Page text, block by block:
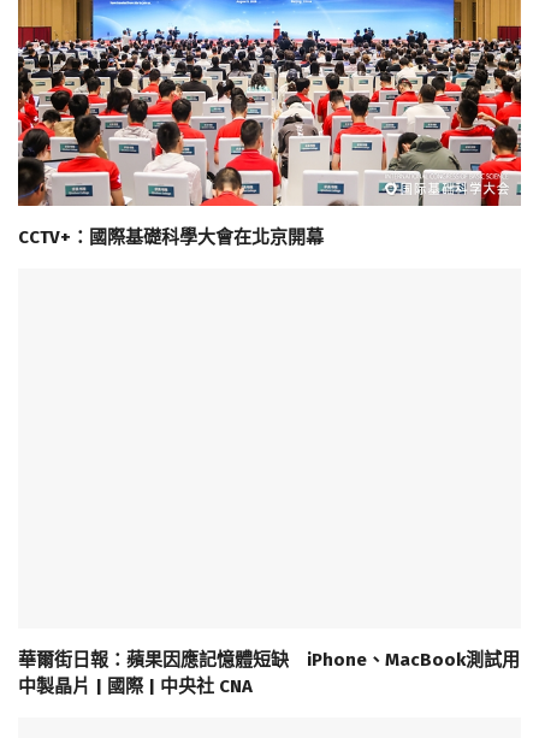
CCTV+：國際基礎科學大會在北京開幕
華爾街日報：蘋果因應記憶體短缺 iPhone、MacBook測試用
中製晶片 | 國際 | 中央社 CNA